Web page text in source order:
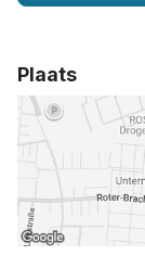
Plaats